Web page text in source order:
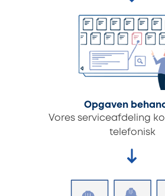
Opgaven
Vores serviceafdeling
telefonisk